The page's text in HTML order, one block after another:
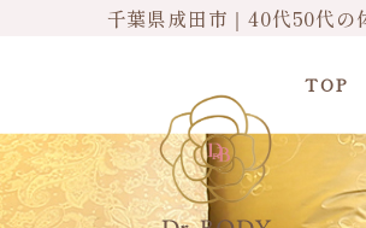
千葉県成田市｜40代50代
TOP